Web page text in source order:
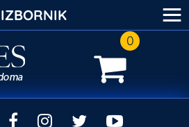
0
IZBORNIK ≡